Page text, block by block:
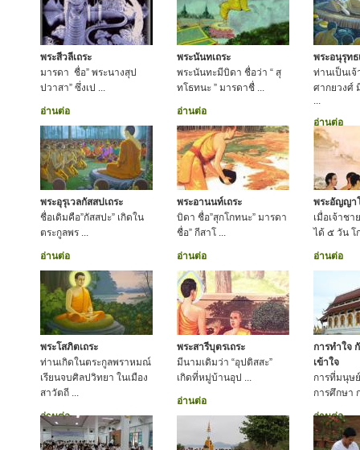
พระสีวลีเถระ
มารดา ชื่อ” พระนางสุป
ปวาสา” ซึ่งเป ...
อ่านต่อ
พระนันทเถระ
พระนันทะมีบิดา ชื่อว่า “ สุ
ทโธทนะ ” มารดาชื่ ...
อ่านต่อ
พระอนุรุทธ
ท่านเป็นเ
ศากยวงศ์
...
อ่านต่อ
พระอุรุเวลกัสสปเถระ
ชื่อเดิมคือ”กัสสปะ” เกิดใน
ตระกูลพร ...
อ่านต่อ
พระอานนท์เถระ
บิดา ชื่อ”สุกโกทนะ” มารดา
ชื่อ” กีสาโ ...
อ่านต่อ
พระอัญญา
เมื่อเจ้าช
ได้ ๕ วัน
อ่านต่อ
พระโสภิตเถระ
ท่านเกิดในตระกูลพราหมณ์
เรียนจบศิลปวิทยา ในเมือง
สาวัตถี ...
อ่านต่อ
พระสารีบุตรเถระ
มีนามเดิมว่า “อุปติสสะ”
เกิดที่หมู่บ้านอุป ...
อ่านต่อ
การทำใจ
เข้าใจ
การที่มนุษ
การศึกษา
อ่านต่อ